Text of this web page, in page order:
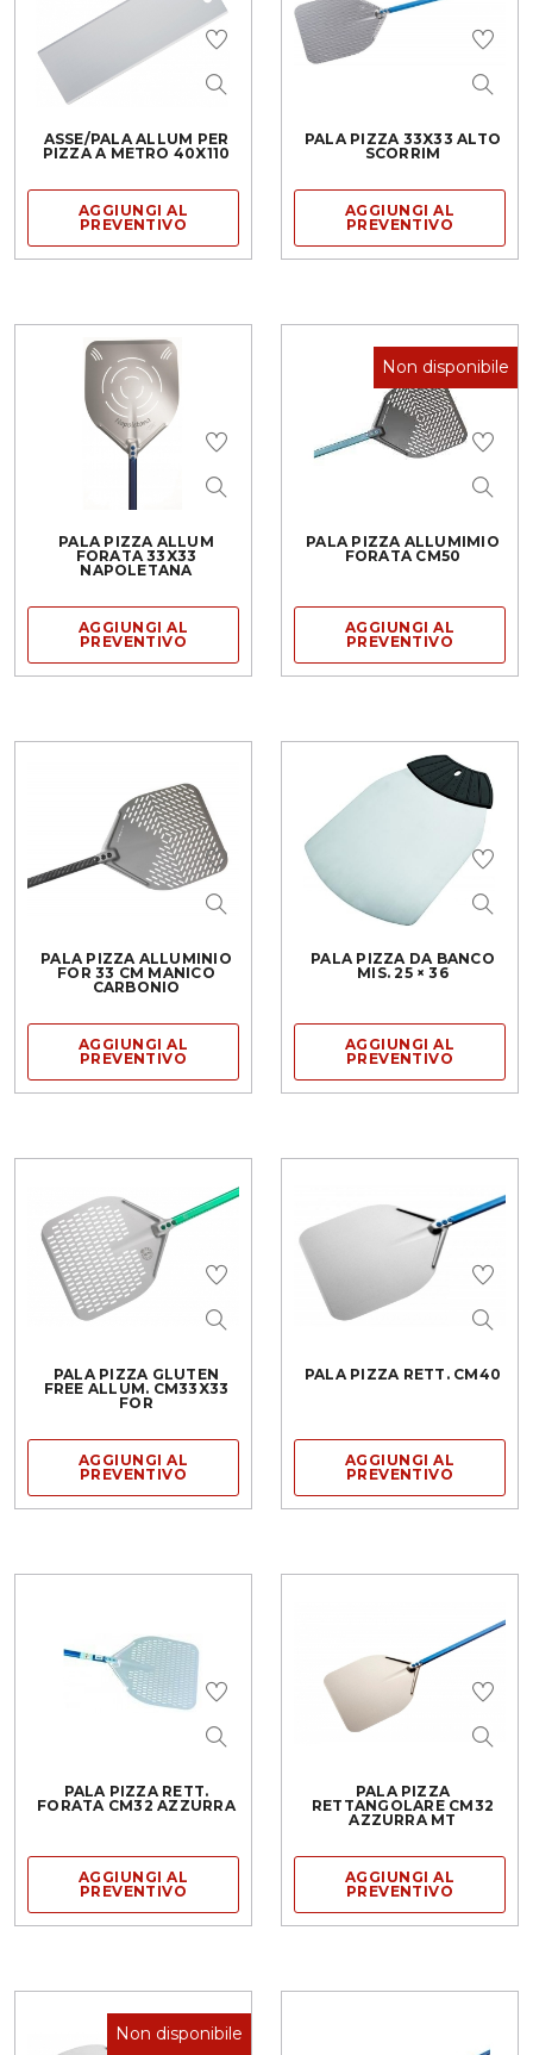
ASSE/PALA ALLUM PER
PIZZA A METRO 40X110
AGGIUNGI AL
PREVENTIVO
PALA PIZZA 33X33 ALTO
SCORRIM
AGGIUNGI AL
PREVENTIVO
PALA PIZZA ALLUM
FORATA 33X33
NAPOLETANA
AGGIUNGI AL
PREVENTIVO
PALA PIZZA ALLUMIMIO
FORATA CM50
AGGIUNGI AL
PREVENTIVO
Non disponibile
PALA PIZZA ALLUMINIO
FOR 33 CM MANICO
CARBONIO
AGGIUNGI AL
PREVENTIVO
PALA PIZZA DA BANCO
MIS. 25 × 36
AGGIUNGI AL
PREVENTIVO
PALA PIZZA GLUTEN
FREE ALLUM. CM33X33
FOR
AGGIUNGI AL
PREVENTIVO
PALA PIZZA RETT. CM40
AGGIUNGI AL
PREVENTIVO
PALA PIZZA RETT.
FORATA CM32 AZZURRA
AGGIUNGI AL
PREVENTIVO
PALA PIZZA
RETTANGOLARE CM32
AZZURRA MT
AGGIUNGI AL
PREVENTIVO
Non disponibile